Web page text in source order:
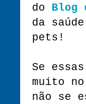
do Blog
da
pets!
Se
muito
não se